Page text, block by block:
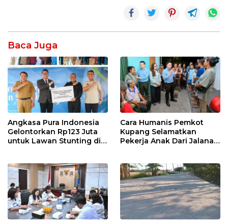
Baca Juga
Angkasa Pura Indonesia
Gelontorkan Rp123 Juta
untuk Lawan Stunting di
Cara Humanis Pemkot
Kupang Selamatkan
Pekerja Anak Dari Jalanan